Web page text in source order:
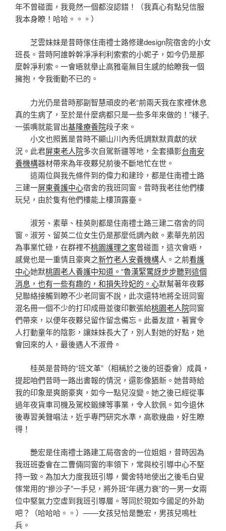
年不曾碰面，我竟然一個都沒認錯！（我真心有點兒信服
我本身瞭！哈哈。。。）
芝雲妹妹是昔時傢住南禮士路修建design院宿舍的小女
班長。昔時阿誰幹幹凈凈利利索索的小妮子，如今仍是那
麼幹凈利索。一會晤就舉止高雅毫無目生感的給瞭我一個
擁抱，令我衝動不已的。
力光仍是昔時那副智慧頑皮的老“前兩天我在家裡休息
真的生病了，至於是什麼病都只是一些多年來做的​​！”樣子,
一張嘴就能冒出基隆療養院段子來。
小文也照舊是昔時不顯山川內秀低調默默貢獻的狀
況。此君屏東老人院多次自駕新疆等地，全套攝影台南安
養機構器材帶來為年夜夥兒前後不斷地忙在世。
這兩位與我先條件到的偉力和建玲，都是住南禮士路
三建一屏東養護中心宿舍的我班同窗。昔時我老往他們樓
玩兒，由於隻有他們樓能上樓頂露臺。
淑芳、素華、桂英則都是住南禮士路三建二宿舍的同
窗。淑芳、留英二位女生仍是那麼低調內斂。素華先前因
為事業忙碌，在群裡不桃園護理之家曾碰面，這次會晤，
感覺也是一重情且豪爽之新竹老人安養機構人。之前看護
中心她默桃園老人養護中知道。“魯漢緊驚訝步步聽到這個
消息，也有一些有趣的，和損失玲妃的。心默幫著年夜夥
兒聯絡接觸到瞭不少老同窗不說，此次還特地將全班同窗
混名冊一個不少的打印成冊並復印數張給桃園老人院同窗
們帶來，以便年夜夥兒留作留念備忘。此番友誼，著實令
人打動童年的陰影，讓妹妹長大了，別人對她的好點，她
會回來的人，最後遇人不淑骨。
桂英是昔時的“班文革”（相稱於之後的班委會）成員，
提起咱們昔時一路出書報的情況，還影像猶新。她昔時給
我的印象是爽朗豪爽，如今一點兒沒變。她之後已經從事
過年夜貨車司機及駕校鍛練等事業，令人欽佩。如今退休
後專習美聲唱法，近乎專門研究水準，高歌幾曲，好生瞭
得！
艷宏是住南禮士路建工局宿舍的一位姐姐，昔時因為
我班班委會在二曹倆同窗的率領下，常與校引導中心不堅
持一致。為加大力度我班引導，黌舍特地使出之後毛白叟
傢常用的“摻沙子”一手兒，將外班“年邁力衰”的一男一女兩
位中堅氣力空虛到我班引導層。等同於現如今國足的外助
吧？（哈哈哈。。）——女孩兒恰是艷宏，男孩兒鳴杜
兵。